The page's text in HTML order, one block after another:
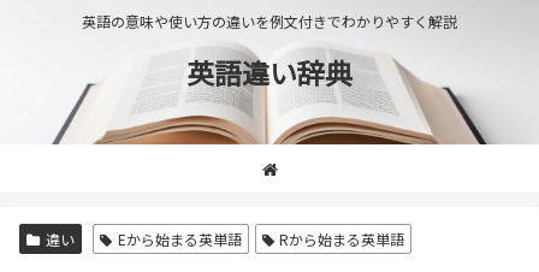
英語の意味や使い方の違いを例文付きでわかりやすく解説
英語違い辞典
違い Eから始まる英単語 Rから始まる英単語